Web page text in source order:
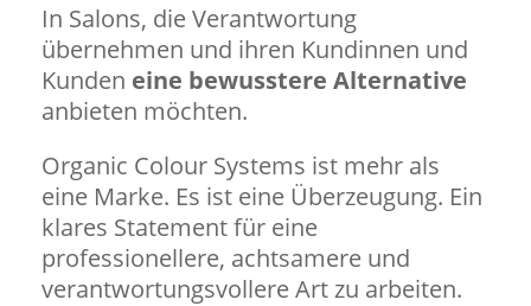
In Salons, die Verantwortung
übernehmen und ihren Kundinnen und
Kunden eine bewusstere Alternative
anbieten möchten.
Organic Colour Systems ist mehr als
eine Marke. Es ist eine Überzeugung. Ein
klares Statement für eine
professionellere, achtsamere und
verantwortungsvollere Art zu arbeiten.